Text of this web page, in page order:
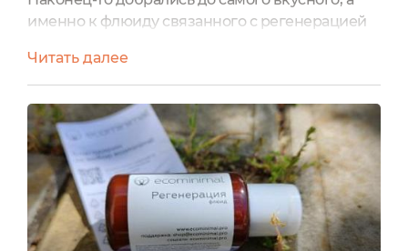
именно к флюиду связанного с регенерацией
прелесть😍, какой состав и что секретного
есть.... Опять нам попался 😼👉этот ингридиент
😉 Но для тех, кто пропустил мой отзыв ранее.
Ингридиент который не распознает 🤨
Экоголик Вот что это за секретный ингридиент
😉Все супер🥰Итак что нам обещает...
Читать далее